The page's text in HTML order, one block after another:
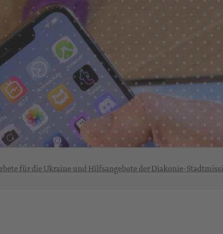
für die Ukraine und Hilfsangebote der Diakonie-